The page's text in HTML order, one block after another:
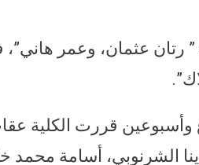
” رتان عثمان، وعمر
وأسبوعين قررت الكلية
الشرنوبي، أسامة محمد